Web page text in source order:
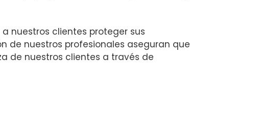
nuestros clientes proteger sus
de nuestros profesionales aseguran que
de nuestros clientes a través de